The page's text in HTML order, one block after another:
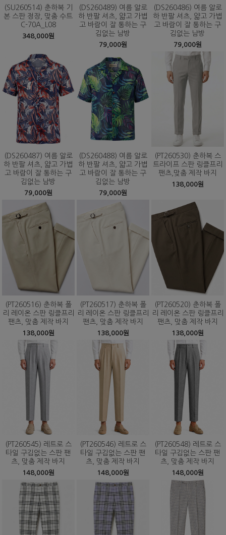
(SU260514) 춘하복 기
본 스판 정장, 맞춤 수트
C-70A_L08
348,000원
(DS260489) 여름 알로
하 반팔 셔츠, 얇고 가볍
고 바람이 잘 통하는 구
김없는 남방
79,000원
(DS260486) 여름 알로
하 반팔 셔츠, 얇고 가볍
고 바람이 잘 통하는 구
김없는 남방
79,000원
(DS260487) 여름 알로
하 반팔 셔츠, 얇고 가볍
고 바람이 잘 통하는 구
김없는 남방
79,000원
(DS260488) 여름 알로
하 반팔 셔츠, 얇고 가볍
고 바람이 잘 통하는 구
김없는 남방
79,000원
(PT260530) 춘하복 스
트라이프 스판 링클프리
팬츠,맞춤 제작 바지
138,000원
(PT260516) 춘하복 폴
리 레이온 스판 링클프리
팬츠, 맞춤 제작 바지
138,000원
(PT260517) 춘하복 폴
리 레이온 스판 링클프리
팬츠, 맞춤 제작 바지
138,000원
(PT260520) 춘하복 폴
리 레이온 스판 링클프리
팬츠, 맞춤 제작 바지
138,000원
(PT260545) 레트로 스
타일 구김없는 스판 팬
츠, 맞춤 제작 바지
148,000원
(PT260546) 레트로 스
타일 구김없는 스판 팬
츠, 맞춤 제작 바지
148,000원
(PT260548) 레트로 스
타일 구김없는 스판 팬
츠, 맞춤 제작 바지
148,000원